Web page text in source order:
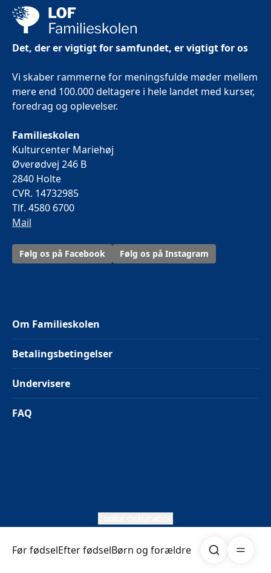
Før fødselEfter fødselBørn og forældre Søg
Det, der er vigtigt for samfundet, er vigtigt for os
Vi skaber rammerne for meningsfulde møder mellem
mere end 100.000 deltagere i hele landet med kurser,
foredrag og oplevelser.
Familieskolen
Kulturcenter Mariehøj
Øverødvej 246 B
2840 Holte
CVR. 14732985
Tlf. 4580 6700
Mail
Følg os på Facebook Følg os på Instagram
Om Familieskolen
Betalingsbetingelser
Undervisere
FAQ